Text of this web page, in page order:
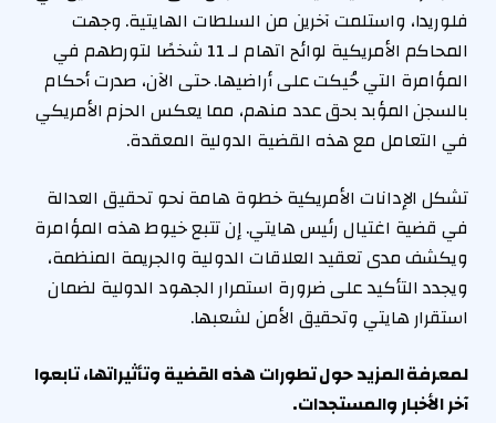
فلوريدا، واستلمت آخرين من السلطات الهايتية. وجهت
المحاكم الأمريكية لوائح اتهام لـ 11 شخصًا لتورطهم في
المؤامرة التي حُيكت على أراضيها. حتى الآن، صدرت أحكام
بالسجن المؤبد بحق عدد منهم، مما يعكس الحزم الأمريكي
في التعامل مع هذه القضية الدولية المعقدة.
تشكل الإدانات الأمريكية خطوة هامة نحو تحقيق العدالة
في قضية اغتيال رئيس هايتي. إن تتبع خيوط هذه المؤامرة
ويكشف مدى تعقيد العلاقات الدولية والجريمة المنظمة،
ويجدد التأكيد على ضرورة استمرار الجهود الدولية لضمان
استقرار هايتي وتحقيق الأمن لشعبها.
لمعرفة المزيد حول تطورات هذه القضية وتأثيراتها، تابعوا
آخر الأخبار والمستجدات.